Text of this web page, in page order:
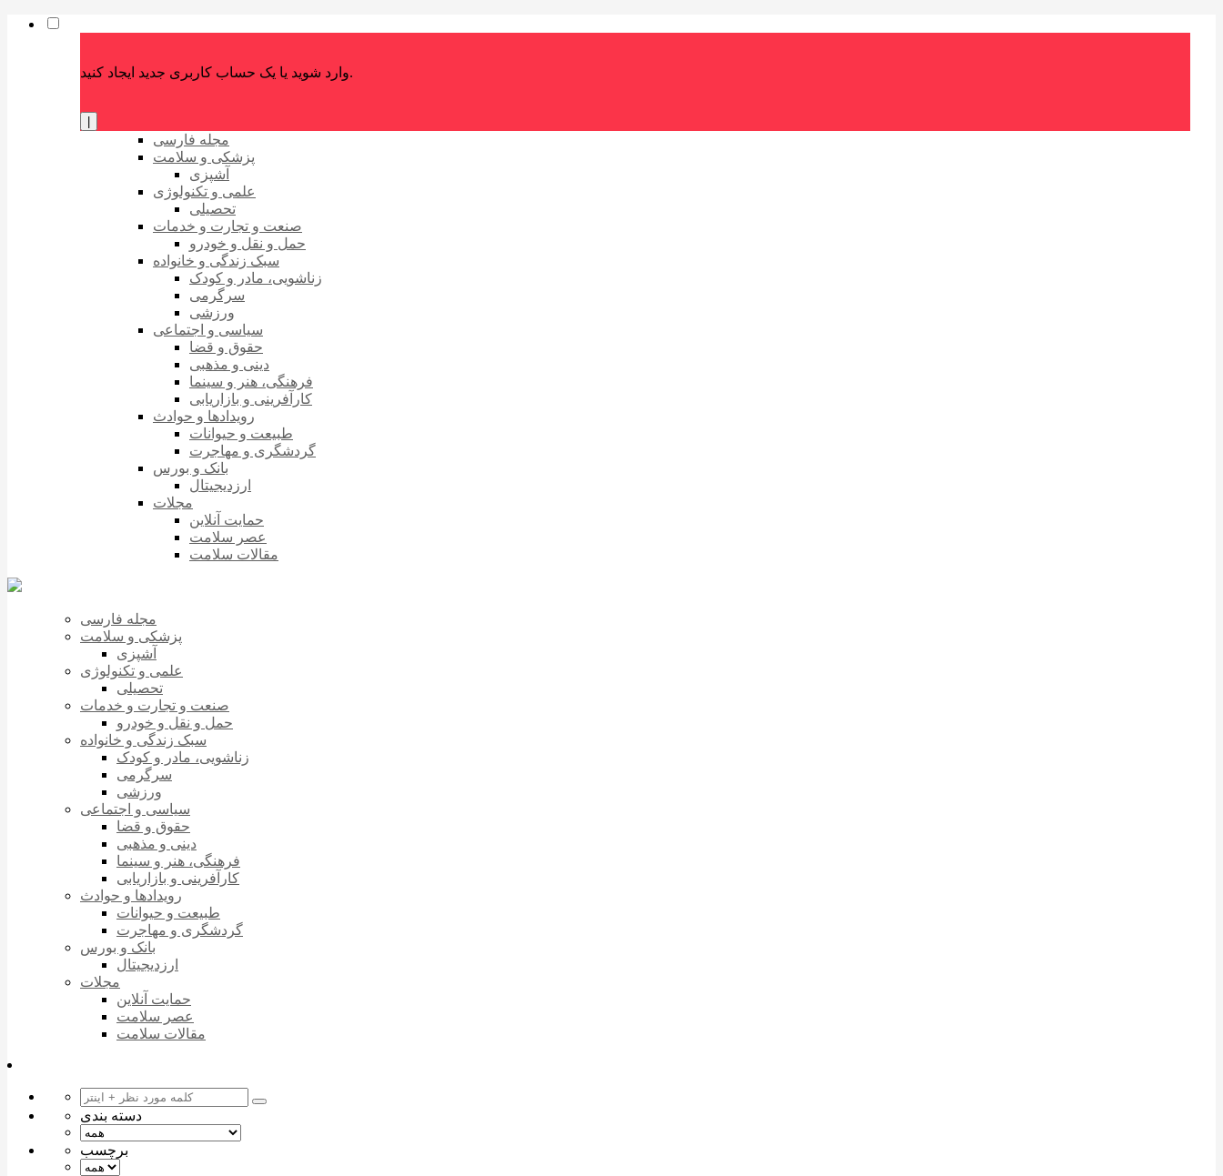
وارد شوید یا یک حساب کاربری جدید ایجاد کنید.
مجله فارسی
پزشکی و سلامت
آشپزی
علمی و تکنولوژی
تحصیلی
صنعت و تجارت و خدمات
حمل و نقل و خودرو
سبک زندگی و خانواده
زناشویی، مادر و کودک
سرگرمی
ورزشی
سیاسی و اجتماعی
حقوق و قضا
دینی و مذهبی
فرهنگی، هنر و سینما
کارآفرینی و بازاریابی
رویدادها و حوادث
طبیعت و حیوانات
گردشگری و مهاجرت
بانک و بورس
ارزدیجیتال
مجلات
حمایت آنلاین
عصر سلامت
مقالات سلامت
مجله فارسی
پزشکی و سلامت
آشپزی
علمی و تکنولوژی
تحصیلی
صنعت و تجارت و خدمات
حمل و نقل و خودرو
سبک زندگی و خانواده
زناشویی، مادر و کودک
سرگرمی
ورزشی
سیاسی و اجتماعی
حقوق و قضا
دینی و مذهبی
فرهنگی، هنر و سینما
کارآفرینی و بازاریابی
رویدادها و حوادث
طبیعت و حیوانات
گردشگری و مهاجرت
بانک و بورس
ارزدیجیتال
مجلات
حمایت آنلاین
عصر سلامت
مقالات سلامت
دسته بندی
برچسب